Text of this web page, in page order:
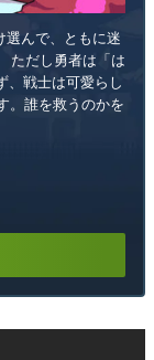
選んで、ともに迷
ただし勇者は「は
、戦士は可愛らし
。誰を救うのかを